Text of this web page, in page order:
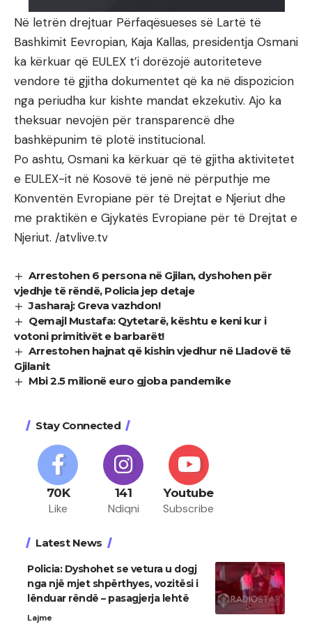
Në letrën drejtuar Përfaqësueses së Lartë të
Bashkimit Eevropian, Kaja Kallas, presidentja Osmani
ka kërkuar që EULEX t’i dorëzojë autoriteteve
vendore të gjitha dokumentet që ka në dispozicion
nga periudha kur kishte mandat ekzekutiv. Ajo ka
theksuar nevojën për transparencë dhe
bashkëpunim të plotë institucional.
Po ashtu, Osmani ka kërkuar që të gjitha aktivitetet
e EULEX-it në Kosovë të jenë në përputhje me
Konventën Evropiane për të Drejtat e Njeriut dhe
me praktikën e Gjykatës Evropiane për të Drejtat e
Njeriut. /atvlive.tv
Arrestohen 6 persona në Gjilan, dyshohen për
vjedhje të rëndë, Policia jep detaje
Jasharaj: Greva vazhdon!
Qemajl Mustafa: Qytetarë, kështu e keni kur i
votoni primitivët e barbarët!
Arrestohen hajnat që kishin vjedhur në Lladovë të
Gjilanit
Mbi 2.5 milionë euro gjoba pandemike
Stay Connected
70K
Like
141
Ndiqni
Youtube
Subscribe
Latest News
Policia: Dyshohet se vetura u dogj
nga një mjet shpërthyes, vozitësi i
lënduar rëndë – pasagjerja lehtë
Lajme